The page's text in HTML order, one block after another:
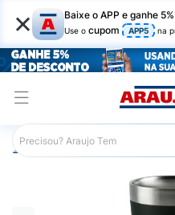
× Baixe o APP e ganhe
Use o cupom APP5 na
Araujo Mercado